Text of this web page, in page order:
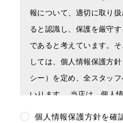
報について、適切に取り
ると認識し、保護を厳守
であると考えています。
しては、個人情報保護方
シー）を定め、全スタッ
いります。 当店は、個人
個人情報保護方針を確